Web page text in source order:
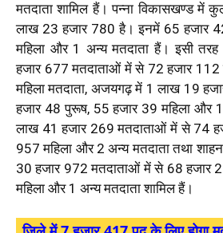
मतदाता शामिल हैं। पन्ना विकासखण्ड में
लाख 23 हजार 780 है। इनमें 65 हजार
महिला और 1 अन्य मतदाता हैं। इसी
हजार 677 मतदाताओं में से 72 हजार
महिला मतदाता, अजयगढ़ में 1 लाख 19
हजार 48 पुरूष, 55 हजार 39 महिला और 1
लाख 41 हजार 269 मतदाताओं में से 74
957 महिला और 2 अन्य मतदाता तथा
30 हजार 972 मतदाताओं में से 68 हजार
महिला और 1 अन्य मतदाता शामिल हैं।